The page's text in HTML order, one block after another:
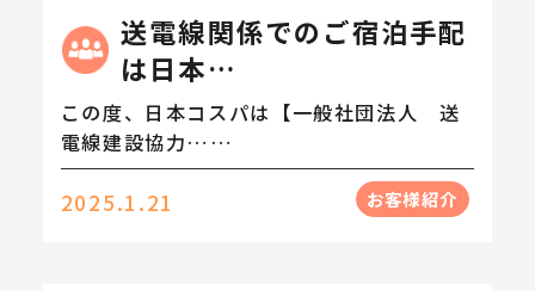
送電線関係でのご宿泊手配
は日本…
この度、日本コスパは【一般社団法人 送
電線建設協力……
2025.1.21 お客様紹介